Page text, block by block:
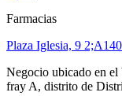
Farmacias
Plaza Iglesia, 9 2;A
Negocio ubicado en
fray A, distrito de